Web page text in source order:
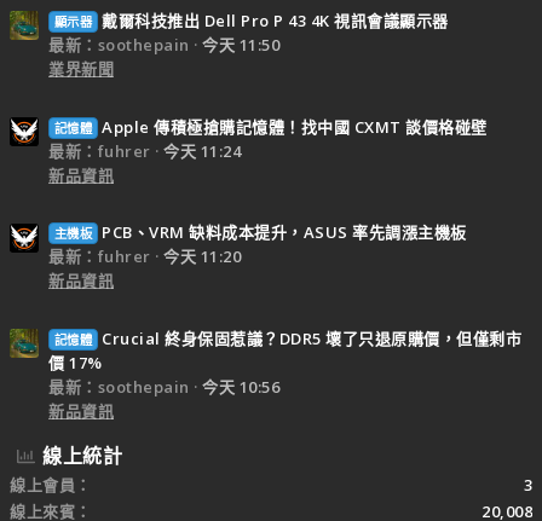
顯示器 戴爾科技推出 Dell Pro P 43 4K 視訊會議顯示器
最新：soothepain
今天 11:50
業界新聞
記憶體 Apple 傳積極搶購記憶體！找中國 CXMT 談價格碰壁
最新：fuhrer
今天 11:24
新品資訊
主機板
PCB、VRM 缺料成本提升，ASUS 率先調漲主機板
最新：fuhrer
今天 11:20
新品資訊
記憶體
Crucial 終身保固惹議？DDR5 壞了只退原購價，但僅剩市
價 17%
最新：soothepain
今天 10:56
新品資訊
線上統計
線上會員
3
線上來賓
20,008